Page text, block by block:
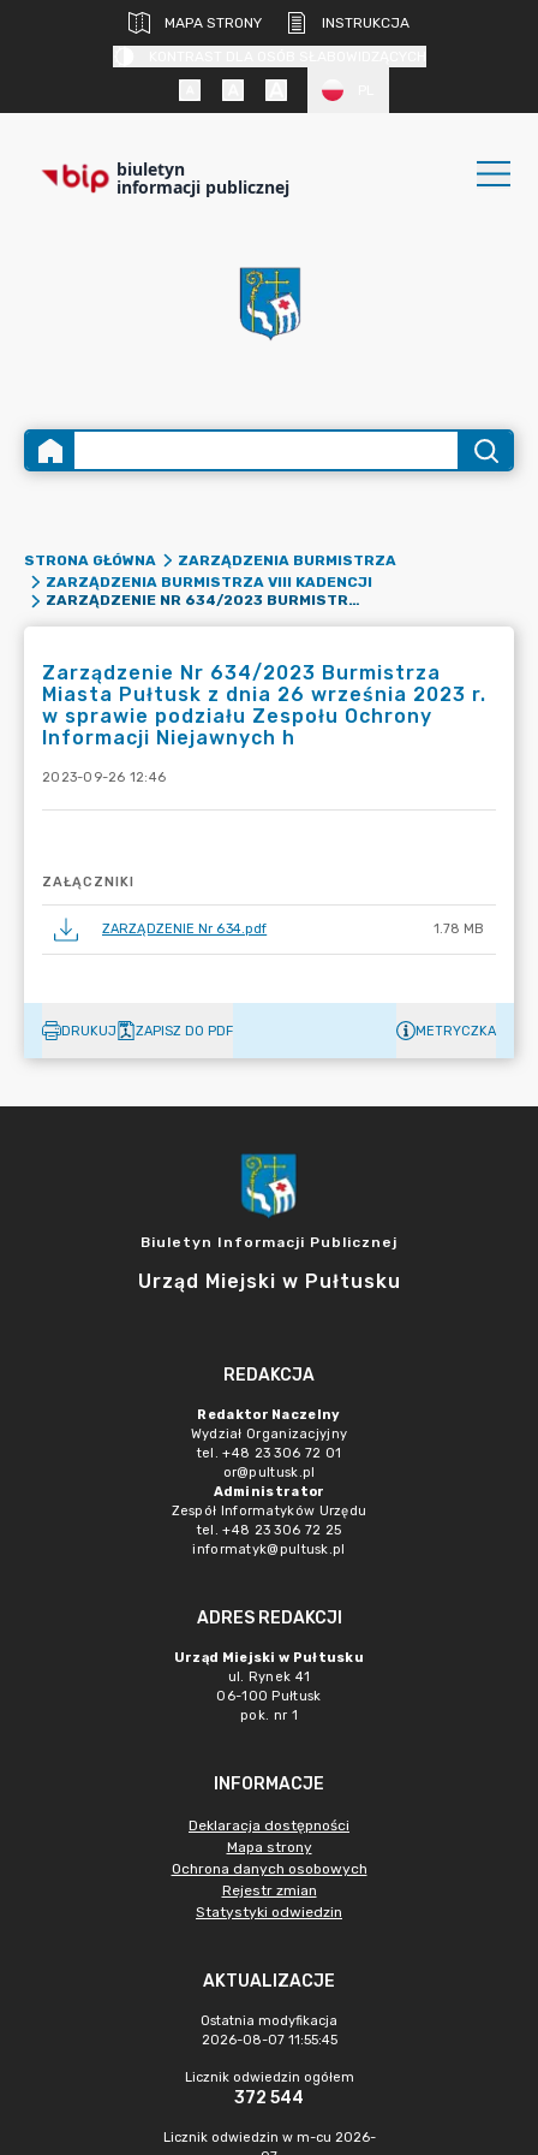
MAPA STRONY
INSTRUKCJA
biuletyn
informacji publicznej
STRONA GŁÓWNA
ZARZĄDZENIA BURMISTRZA
ZARZĄDZENIA BURMISTRZA VIII KADENCJI
ZARZĄDZENIE NR 634/2023 BURMISTRZA MIASTA PUŁTUSK Z DNIA 26 WRZEŚNIA 2023 R. W SPRAWIE PODZIAŁU ZESPOŁU OCHRONY INFORMACJI NIEJAWNYCH H
Zarządzenie Nr 634/2023 Burmistrza
Miasta Pułtusk z dnia 26 września 2023 r.
w sprawie podziału Zespołu Ochrony
Informacji Niejawnych h
2023-09-26 12:46
ZAŁĄCZNIKI
ZARZĄDZENIE Nr 634.pdf 1.78 MB
DRUKUJ ZAPISZ DO PDF METRYCZKA
Biuletyn Informacji Publicznej
Urząd Miejski w Pułtusku
REDAKCJA
Redaktor Naczelny
Wydział Organizacjyjny
tel. +48 23 306 72 01
or@pultusk.pl
Administrator
Zespół Informatyków Urzędu
tel. +48 23 306 72 25
informatyk@pultusk.pl
ADRES REDAKCJI
Urząd Miejski w Pułtusku
ul. Rynek 41
06-100 Pułtusk
pok. nr 1
INFORMACJE
Deklaracja dostępności
Mapa strony
Ochrona danych osobowych
Rejestr zmian
Statystyki odwiedzin
AKTUALIZACJE
Ostatnia modyfikacja
2026-08-07 11:55:45
Licznik odwiedzin ogółem
372 544
Licznik odwiedzin w m-cu 2026-